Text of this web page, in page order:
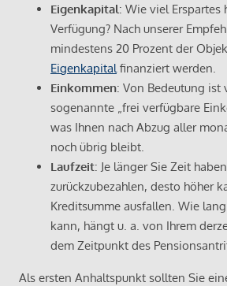
Eigenkapital: Wie viel Erspartes
Verfügung? Nach unserer
mindestens 20 Prozent der
Eigenkapital finanziert werden.
Einkommen: Von Bedeutung ist
sogenannte „frei verfügbare
was Ihnen nach Abzug aller
noch übrig bleibt.
Laufzeit: Je länger Sie Zeit
zurückzubezahlen, desto höher
Kreditsumme ausfallen. Wie
kann, hängt u. a. von Ihrem
dem Zeitpunkt des
Als ersten Anhaltspunkt sollten Sie